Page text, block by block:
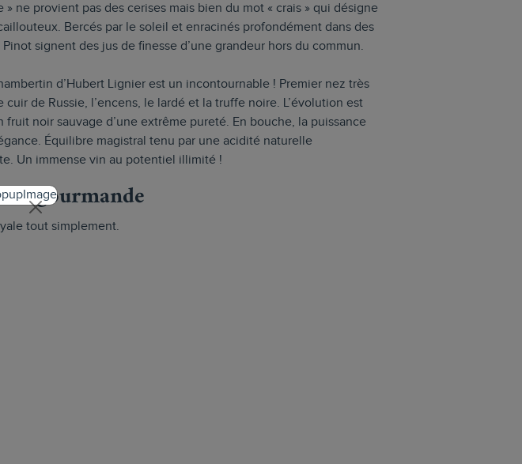
» ne provient pas des cerises mais bien du mot « crais » qui désigne
Bercés par le soleil et enracinés profondément dans des
Pinot signent des jus de finesse d’une grandeur hors du commun.
d’Hubert Lignier est un incontournable ! Premier nez très
cuir de Russie, l’encens, le lardé et la truffe noire. L’évolution est
fruit noir sauvage d’une extrême pureté. En bouche, la puissance
Équilibre magistral tenu par une acidité naturelle
Un immense vin au potentiel illimité !
gourmande
tout simplement.